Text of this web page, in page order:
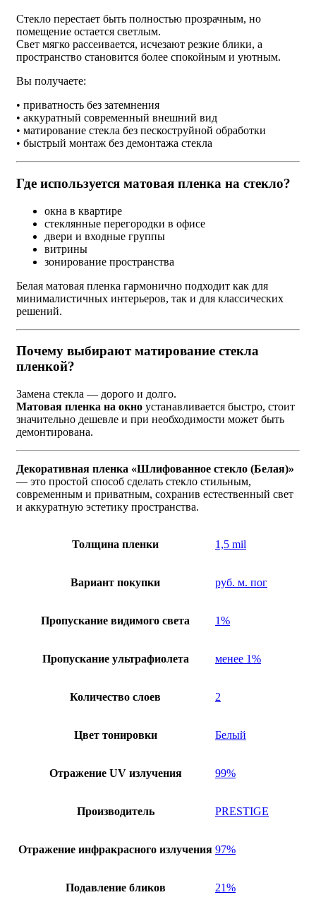
Стекло перестает быть полностью прозрачным, но
помещение остается светлым.
Свет мягко рассеивается, исчезают резкие блики, а
пространство становится более спокойным и уютным.
Вы получаете:
• приватность без затемнения
• аккуратный современный внешний вид
• матирование стекла без пескоструйной обработки
• быстрый монтаж без демонтажа стекла
Где используется матовая пленка на стекло?
окна в квартире
стеклянные перегородки в офисе
двери и входные группы
витрины
зонирование пространства
Белая матовая пленка гармонично подходит как для
минималистичных интерьеров, так и для классических
решений.
Почему выбирают матирование стекла
пленкой?
Замена стекла — дорого и долго.
Матовая пленка на окно устанавливается быстро, стоит
значительно дешевле и при необходимости может быть
демонтирована.
Декоративная пленка «Шлифованное стекло (Белая)»
— это простой способ сделать стекло стильным,
современным и приватным, сохранив естественный свет
и аккуратную эстетику пространства.
Толщина пленки 1,5 mil
Вариант покупки руб. м. пог
Пропускание видимого света 1%
Пропускание ультрафиолета менее 1%
Количество слоев 2
Цвет тонировки Белый
Отражение UV излучения 99%
Производитель PRESTIGE
Отражение инфракрасного излучения 97%
Подавление бликов 21%